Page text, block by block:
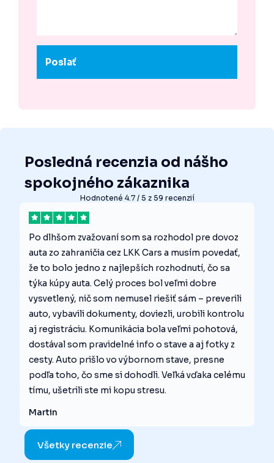
Posledná recenzia od nášho
spokojného zákaznika
Hodnotené 4.7 / 5 z 59 recenzií
Po dlhšom zvažovaní som sa rozhodol pre dovoz
auta zo zahraničia cez LKK Cars a musím povedať,
že to bolo jedno z najlepších rozhodnutí, čo sa
týka kúpy auta. Celý proces bol veľmi dobre
vysvetlený, nič som nemusel riešiť sám – preverili
auto, vybavili dokumenty, doviezli, urobili kontrolu
aj registráciu. Komunikácia bola veľmi pohotová,
dostával som pravidelné info o stave a aj fotky z
cesty. Auto prišlo vo výbornom stave, presne
podľa toho, čo sme si dohodli. Veľká vďaka celému
tímu, ušetrili ste mi kopu stresu.
Martin
Všetky recenzie